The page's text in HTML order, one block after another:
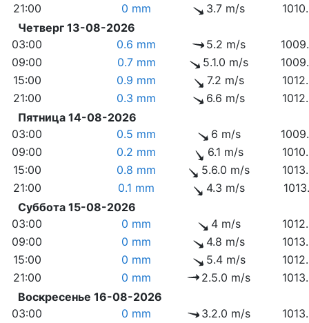
21:00
0 mm 3.7 m/s
Четверг 13-08-2026
03:00
0.6 mm 5.2 m/s
09:00
0.7 mm 5.1.0 m/s
15:00
0.9 mm 7.2 m/s
21:00
0.3 mm 6.6 m/s
Пятница 14-08-2026
03:00
0.5 mm 6 m/s
09:00
0.2 mm 6.1 m/s
15:00
0.8 mm 5.6.0 m/s
21:00
0.1 mm 4.3 m/s
Суббота 15-08-2026
03:00
0 mm 4 m/s
09:00
0 mm 4.8 m/s
15:00
0 mm 5.4 m/s
21:00
0 mm 2.5.0 m/s
Воскресенье 16-08-2026
03:00
0 mm 3.2.0 m/s